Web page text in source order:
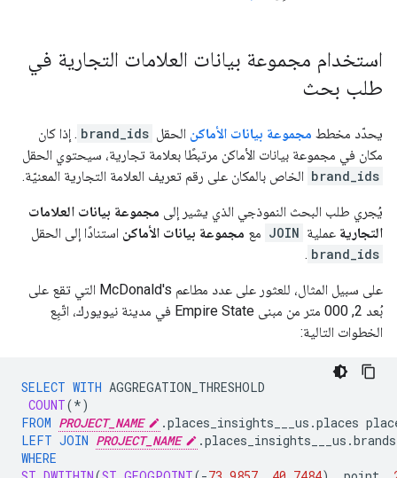
استخدام مجموعة بيانات العلامات التجارية في
طلب بحث
يحدّد مخطط مجموعة بيانات الأماكن الحقل brand_ids . إذا كان
مكان في مجموعة بيانات الأماكن مرتبطًا بعلامة تجارية، سيحتوي الحقل
brand_ids الخاص بالمكان على رقم تعريف العلامة التجارية المعنيّة.
يُجري طلب البحث النموذجي الذي يشير إلى مجموعة بيانات العلامات
التجارية عملية JOIN مع مجموعة بيانات الأماكن استنادًا إلى الحقل
brand_ids
.
على سبيل المثال، للعثور على عدد مطاعم McDonald's التي تقع على
بُعد 2, 000 متر من مبنى Empire State في مدينة نيويورك، اتّبِع
الخطوات التالية:
SELECT WITH AGGREGATION_THRESHOLD
COUNT(*)
FROM PROJECT_NAME .places_insights___us .places
LEFT JOIN PROJECT_NAME .places_insights___us .brands
WHERE